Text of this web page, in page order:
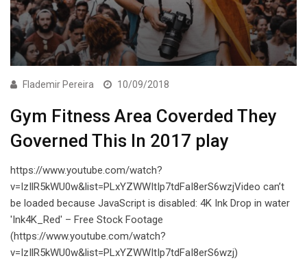
Flademir Pereira 10/09/2018
Gym Fitness Area Coverded They
Governed This In 2017 play
https://www.youtube.com/watch?
v=IzIlR5kWU0w&list=PLxYZWWItIp7tdFaI8erS6wzjVideo can’t
be loaded because JavaScript is disabled: 4K Ink Drop in water
'Ink4K_Red' – Free Stock Footage
(https://www.youtube.com/watch?
v=IzIlR5kWU0w&list=PLxYZWWItIp7tdFaI8erS6wzj)